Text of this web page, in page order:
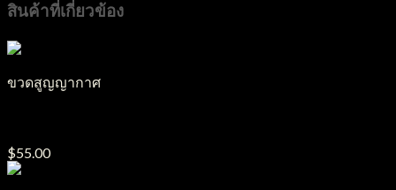
สินค้าที่เกี่ยวข้อง
ขวดสูญญากาศ
$55.00